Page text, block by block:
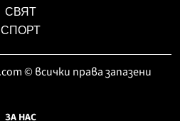
СВЯТ
СПОРТ
© всички права запазени
ЗА НАС